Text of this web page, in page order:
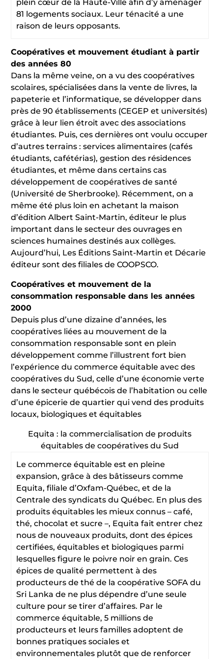
plein cœur de la Haute-Ville afin d’y aménager
81 logements sociaux. Leur ténacité a une
raison de leurs opposants.
Coopératives et mouvement étudiant à partir
des années 80
Dans la même veine, on a vu des coopératives
scolaires, spécialisées dans la vente de livres, la
papeterie et l’informatique, se développer dans
près de 90 établissements (CEGEP et universités)
grâce à leur lien étroit avec des associations
étudiantes. Puis, ces dernières ont voulu occuper
d’autres terrains : services alimentaires (cafés
étudiants, cafétérias), gestion des résidences
étudiantes, et même dans certains cas
développement de coopératives de santé
(Université de Sherbrooke). Récemment, on a
même été plus loin en achetant la maison
d’édition Albert Saint-Martin, éditeur le plus
important dans le secteur des ouvrages en
sciences humaines destinés aux collèges.
Aujourd’hui, Les Éditions Saint-Martin et Décarie
éditeur sont des filiales de COOPSCO.
Coopératives et mouvement de la
consommation responsable dans les années
2000
Depuis plus d’une dizaine d’années, les
coopératives liées au mouvement de la
consommation responsable sont en plein
développement comme l’illustrent fort bien
l’expérience du commerce équitable avec des
coopératives du Sud, celle d’une économie verte
dans le secteur québécois de l’habitation ou celle
d’une épicerie de quartier qui vend des produits
locaux, biologiques et équitables
Equita : la commercialisation de produits
équitables de coopératives du Sud
Le commerce équitable est en pleine
expansion, grâce à des bâtisseurs comme
Equita, filiale d’Oxfam-Québec, et de la
Centrale des syndicats du Québec. En plus des
produits équitables les mieux connus – café,
thé, chocolat et sucre –, Equita fait entrer chez
nous de nouveaux produits, dont des épices
certifiées, équitables et biologiques parmi
lesquelles figure le poivre noir en grain. Ces
épices de qualité permettent à des
producteurs de thé de la coopérative SOFA du
Sri Lanka de ne plus dépendre d’une seule
culture pour se tirer d’affaires. Par le
commerce équitable, 5 millions de
producteurs et leurs familles adoptent de
bonnes pratiques sociales et
environnementales plutôt que de renforcer